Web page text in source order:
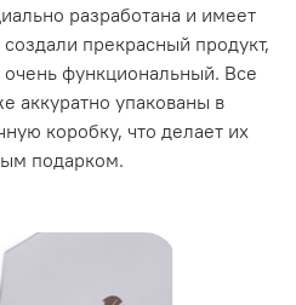
разработана и имеет
прекрасный продукт,
функциональный. Все
аккуратно упакованы в
коробку, что делает их
подарком.